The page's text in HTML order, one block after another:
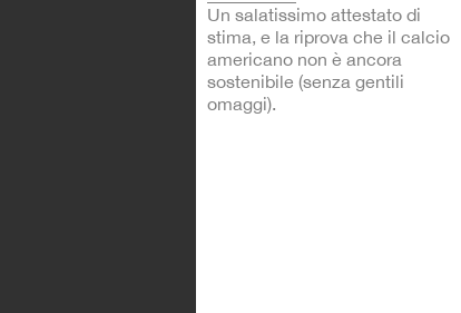
Un salatissimo attestato di
stima, e la riprova che il calcio
americano non è ancora
sostenibile (senza gentili
omaggi).